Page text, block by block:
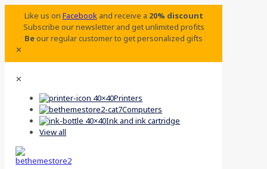
Like us onFacebookand receive a 20% discount
Subscribe our newsletter and get unlimited profits
Beour regular customer to get personalized gifts
✕
✕
Printers
Computers
Ink and ink cartridge
View all